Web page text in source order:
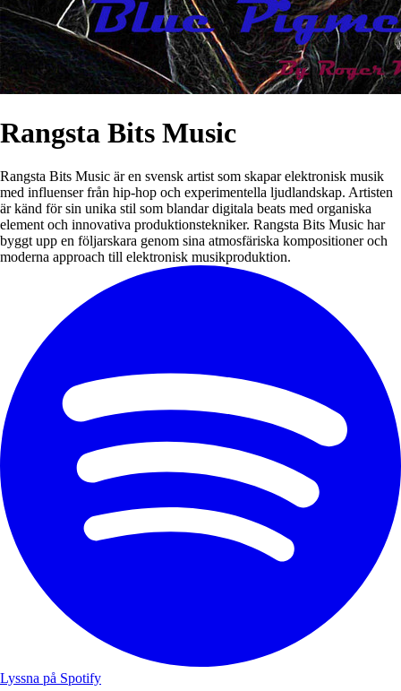
Rangsta Bits Music
Rangsta Bits Music är en svensk artist som skapar elektronisk musik
med influenser från hip-hop och experimentella ljudlandskap. Artisten
är känd för sin unika stil som blandar digitala beats med organiska
element och innovativa produktionstekniker. Rangsta Bits Music har
byggt upp en följarskara genom sina atmosfäriska kompositioner och
moderna approach till elektronisk musikproduktion.
Lyssna på Spotify